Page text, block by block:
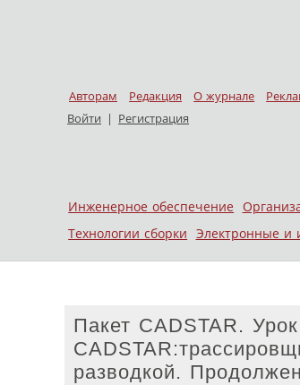
Авторам Редакция О журнале
Войти | Регистрация
Меню
Skip to content
Инженерное обеспечение
Технологии сборки Электронные и
Пакет CADSTAR.
разводкой.